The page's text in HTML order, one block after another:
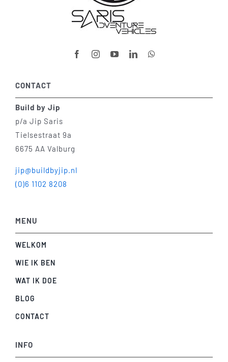
CONTACT
Build by Jip
p/a Jip Saris
Tielsestraat 9a
6675 AA Valburg
jip@buildbyjip.nl
(0)6 1102 8208
MENU
WELKOM
WIE IK BEN
WAT IK DOE
BLOG
CONTACT
INFO